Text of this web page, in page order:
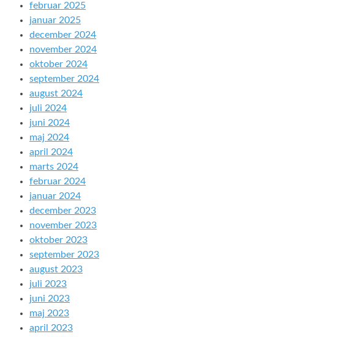
februar 2025
januar 2025
december 2024
november 2024
oktober 2024
september 2024
august 2024
juli 2024
juni 2024
maj 2024
april 2024
marts 2024
februar 2024
januar 2024
december 2023
november 2023
oktober 2023
september 2023
august 2023
juli 2023
juni 2023
maj 2023
april 2023